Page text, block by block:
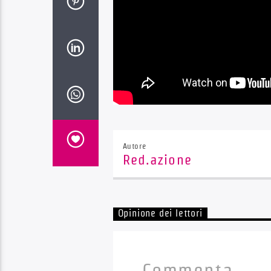
Autore
Red.azione
Opinione dei lettori